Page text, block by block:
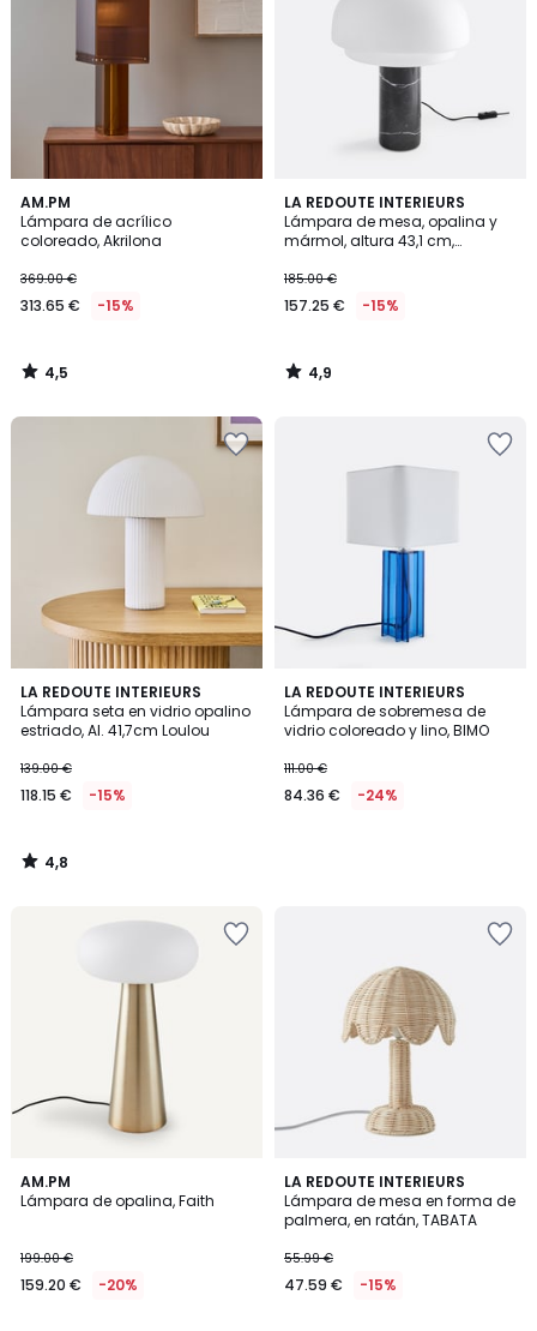
AM.PM
Lámpara de acrílico
coloreado, Akrilona
369.00 €
313.65 € -15%
4,5
/ 5
4,5
/
LA REDOUTE INTERIEURS
Lámpara de mesa, opalina y
mármol, altura 43,1 cm,
185.00 €
157.25 € -15%
4,9
/ 5
4,9
/
LA REDOUTE INTERIEURS
Lámpara seta en vidrio opalino
estriado, Al. 41,7cm Loulou
139.00 €
118.15 € -15%
4,8
/ 5
4,8
/
LA REDOUTE INTERIEURS
Lámpara de sobremesa de
vidrio coloreado y lino, BIMO
111.00 €
84.36 € -24%
AM.PM
Lámpara de opalina, Faith
199.00 €
159.20 € -20%
4,9
/ 5
LA REDOUTE INTERIEURS
Lámpara de mesa en forma de
palmera, en ratán, TABATA
55.99 €
47.59 € -15%
5
/
5